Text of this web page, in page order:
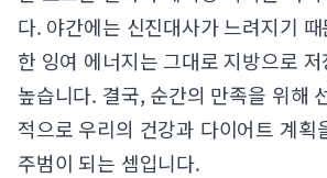
다. 야간에는 신진대사가 느려지기
한 잉여 에너지는 그대로 지방으로
높습니다. 결국, 순간의 만족을 위해
적으로 우리의 건강과 다이어트 계획
주범이 되는 셈입니다.